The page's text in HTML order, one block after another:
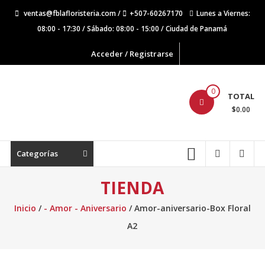
contenido
ventas@fblafloristeria.com / +507-60267170
Lunes a Viernes:
08:00 - 17:30 / Sábado: 08:00 - 15:00 / Ciudad de Panamá
Acceder / Registrarse
0 TOTAL
$0.00
Categorías
TIENDA
Inicio / - Amor - Aniversario / Amor-aniversario-Box Floral
A2